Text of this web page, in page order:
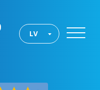
LV